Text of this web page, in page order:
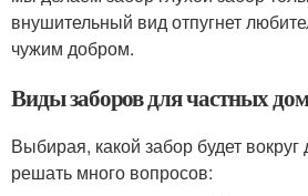
внушительный вид отпугнет
чужим добром.
Виды заборов для частных
Выбирая, какой забор будет
решать много вопросов: